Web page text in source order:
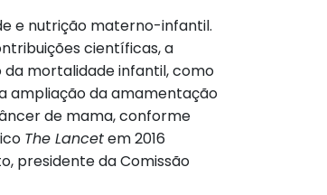
e nutrição materno-infantil.
científicas, a
mortalidade infantil, como
ampliação da amamentação
de mama, conforme
The Lancetem 2016
presidente da Comissão